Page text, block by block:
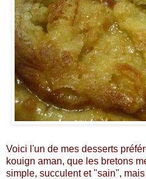
Voici l'un de mes desserts
kouign aman, que les bretons
simple, succulent et "sain",